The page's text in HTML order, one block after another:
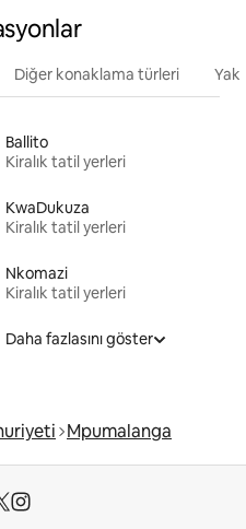
Diğer konaklama türleri
Ballito
Kiralık tatil yerleri
KwaDukuza
Kiralık tatil yerleri
Nkomazi
Kiralık tatil yerleri
Daha fazlasını göster
Mpumalanga